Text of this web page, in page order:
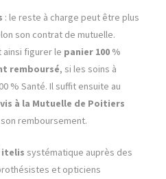
: le reste à charge peut être plus
son contrat de mutuelle.
ainsi figurer le panier 100 %
remboursé, si les soins à
% Santé. Il suffit ensuite au
à la Mutuelle de Poitiers
remboursement.
itelis systématique auprès des
et opticiens